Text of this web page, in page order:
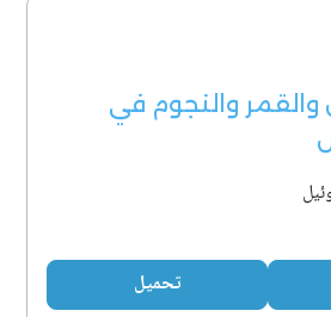
والقمر والنجوم في
تحميل